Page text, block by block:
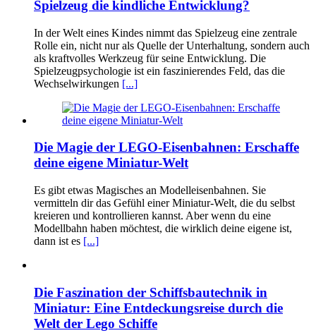
Spielzeug die kindliche Entwicklung?
In der Welt eines Kindes nimmt das Spielzeug eine zentrale
Rolle ein, nicht nur als Quelle der Unterhaltung, sondern auch
als kraftvolles Werkzeug für seine Entwicklung. Die
Spielzeugpsychologie ist ein faszinierendes Feld, das die
Wechselwirkungen [...]
Die Magie der LEGO-Eisenbahnen: Erschaffe
deine eigene Miniatur-Welt
Es gibt etwas Magisches an Modelleisenbahnen. Sie
vermitteln dir das Gefühl einer Miniatur-Welt, die du selbst
kreieren und kontrollieren kannst. Aber wenn du eine
Modellbahn haben möchtest, die wirklich deine eigene ist,
dann ist es [...]
Die Faszination der Schiffsbautechnik in
Miniatur: Eine Entdeckungsreise durch die
Welt der Lego Schiffe